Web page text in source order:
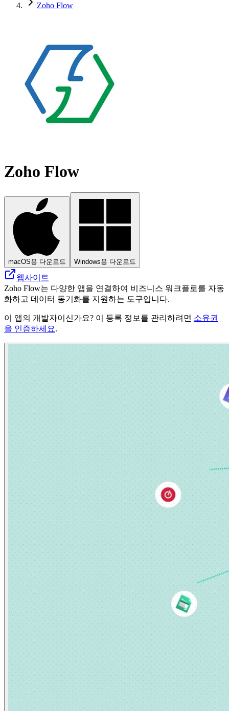
Zoho Flow
Zoho Flow
macOS용 다운로드 Windows용 다운로드
웹사이트
Zoho Flow는 다양한 앱을 연결하여 비즈니스 워크플로를 자동
화하고 데이터 동기화를 지원하는 도구입니다.
이 앱의 개발자이신가요? 이 등록 정보를 관리하려면 소유권
을 인증하세요.